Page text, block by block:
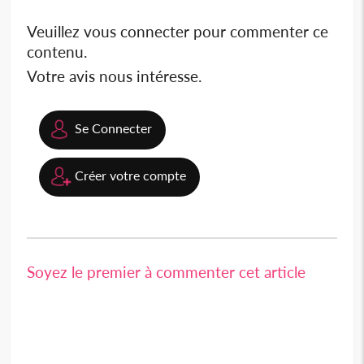
Veuillez vous connecter pour commenter ce
contenu.
Votre avis nous intéresse.
Se Connecter
Créer votre compte
Soyez le premier à commenter cet article